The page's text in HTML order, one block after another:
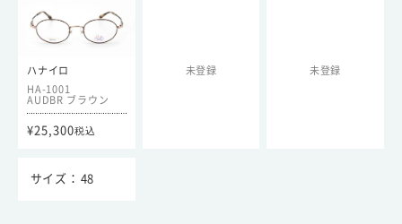
ハナイロ
HA-1001
/AUDBR ブラウン
¥25,300税込
未登録 未登録
48